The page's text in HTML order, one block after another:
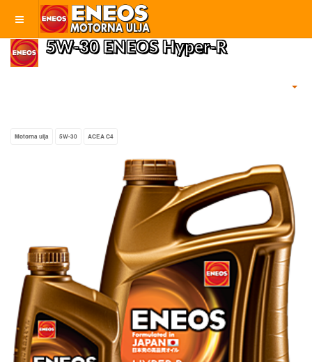
5W-30 ENEOS Hyper-R
Motorna ulja 5W-30 ACEA C4